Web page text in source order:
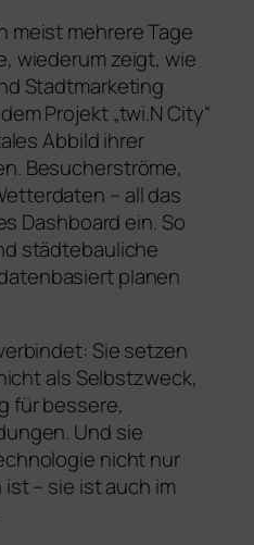
meist mehrere Tage
wiederum zeigt, wie
Stadtmarketing
Projekt „twi.N City“
Abbild ihrer
Besucherströme,
– all das
Dashboard ein. So
städtebauliche
planen
Sie setzen
als Selbstzweck,
für bessere,
Und sie
nicht nur
– sie ist auch im